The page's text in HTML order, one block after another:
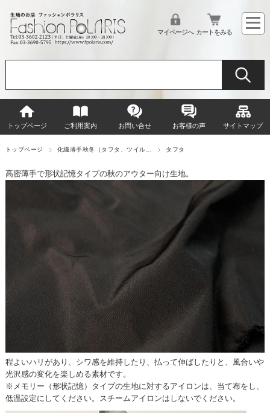
マイページへ カートをみる
トップページ ご利用案内 お問い合せ お客様の声 サイトマップ
トップページ 化繊薄手秋冬（タフタ、ツイル… タフタ
高密薄手で形状記憶タイプの秋のアウター向け生地。
程よいハリがあり、シワ感を維持したり、払って伸ばしたりと、風合いや
光沢感の変化を楽しめる素材です。
※メモリー（形状記憶）タイプの生地に対するアイロンは、当て布をし、
低温設定にしてください。スチームアイロンはしないでください。